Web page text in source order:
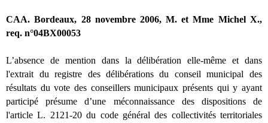
CAA. Bordeaux, 28 novembre 2006, M. et Mme Michel X.,
req. n°04BX00053
L’absence de mention dans la délibération elle-même et dans
l'extrait du registre des délibérations du conseil municipal des
résultats du vote des conseillers municipaux présents qui y ayant
participé présume d’une méconnaissance des dispositions de
l'article L. 2121-20 du code général des collectivités territoriales